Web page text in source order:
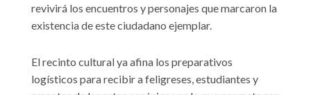
revivirá los encuentros y personajes que marcaron la
existencia de este ciudadano ejemplar.
El recinto cultural ya afina los preparativos
logísticos para recibir a feligreses, estudiantes y